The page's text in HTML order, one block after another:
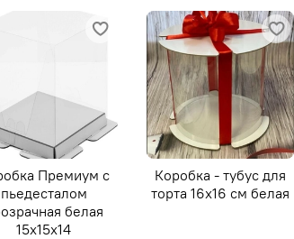
Премиум с
пьедесталом
белая
15х15х14
Коробка - тубус для
торта 16х16 см белая